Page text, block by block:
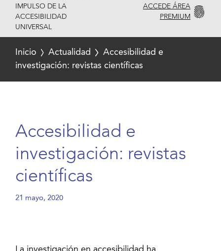
IMPULSO DE LA
ACCESIBILIDAD
UNIVERSAL
ACCEDE ÁREA
PREMIUM
Inicio Actualidad
Accesibilidad e
investigación: revistas científicas
Accesibilidad e
investigación: revistas
científicas
21 mayo, 2020